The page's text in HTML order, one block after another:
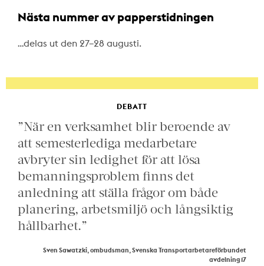
Nästa nummer av papperstidningen
…delas ut den 27–28 augusti.
DEBATT
”När en verksamhet blir beroende av
att semesterlediga medarbetare
avbryter sin ledighet för att lösa
bemanningsproblem finns det
anledning att ställa frågor om både
planering, arbetsmiljö och långsiktig
hållbarhet.”
Sven Sawatzki, ombudsman, Svenska Transportarbetareförbundet
avdelning 17